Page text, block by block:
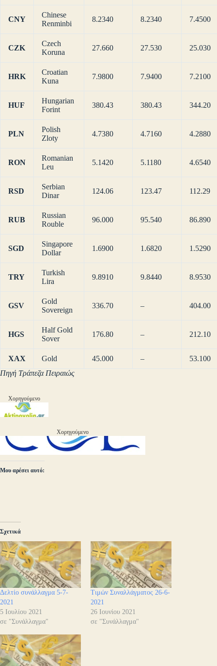
CNY
Chinese
Renminbi
8.2340 8.2340 7.4500
CZK
Czech
Koruna
27.660 27.530 25.030
HRK
Croatian
Kuna
7.9800 7.9400 7.2100
HUF
Hungarian
Forint
380.43 380.43 344.20
PLN
Polish
Zloty
4.7380 4.7160 4.2880
RON
Romanian
Leu
5.1420 5.1180 4.6540
RSD
Serbian
Dinar
124.06 123.47 112.29
RUB
Russian
Rouble
96.000 95.540 86.890
SGD
Singapore
Dollar
1.6900 1.6820 1.5290
TRY
Turkish
Lira
9.8910 9.8440 8.9530
GSV
Gold
Sovereign
336.70 – 404.00
HGS
Half Gold
Sover
176.80 – 212.10
XAX Gold 45.000 –
53.100
Πηγή Τράπεζα Πειραιώς
Χορηγούμενο
Χορηγούμενο
Μου αρέσει αυτό:
Σχετικά
Δελτίο συνάλλαγμα 5-7-
2021
5 Ιουλίου 2021
σε "Συνάλλαγμα"
Τιμών Συναλλάγματος 26-6-
2021
26 Ιουνίου 2021
σε "Συνάλλαγμα"